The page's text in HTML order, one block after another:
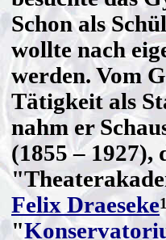
Schon als
wollte nach
werden. Vom
Tätigkeit als
nahm er
(1855 – 1927),
Felix Draeseke
"